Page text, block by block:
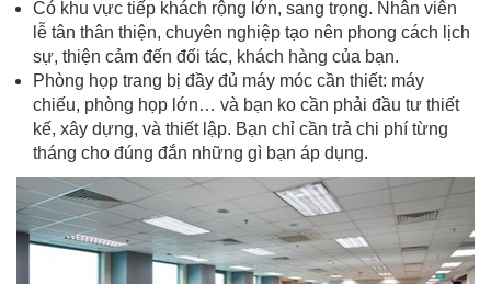
Có khu vực tiếp khách rộng lớn, sang trọng. Nhân viên
lễ tân thân thiện, chuyên nghiệp tạo nên phong cách lịch
sự, thiện cảm đến đối tác, khách hàng của bạn.
Phòng họp trang bị đầy đủ máy móc cần thiết: máy
chiếu, phòng họp lớn… và bạn ko cần phải đầu tư thiết
kế, xây dựng, và thiết lập. Bạn chỉ cần trả chi phí từng
tháng cho đúng đắn những gì bạn áp dụng.